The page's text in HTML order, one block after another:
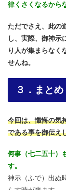
律くさくなるから
ただでさえ、此の
し、実際、御神示
り人が集まらなく
せんね。
３．まとめ
今回は、懺悔の気
である事を御伝え
何事（七二五十）
す。
神示（ふで）出ぬ